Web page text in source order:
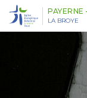
PAYERNE
LA BROYE
Panneau de